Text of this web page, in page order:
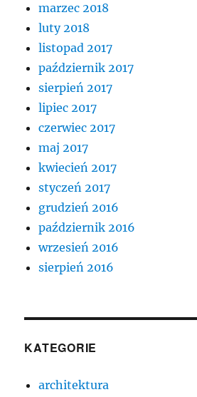
marzec 2018
luty 2018
listopad 2017
październik 2017
sierpień 2017
lipiec 2017
czerwiec 2017
maj 2017
kwiecień 2017
styczeń 2017
grudzień 2016
październik 2016
wrzesień 2016
sierpień 2016
KATEGORIE
architektura